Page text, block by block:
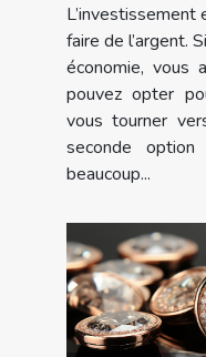
faire de l’argent.
économie, vous
pouvez opter
vous tourner
seconde
beaucoup...